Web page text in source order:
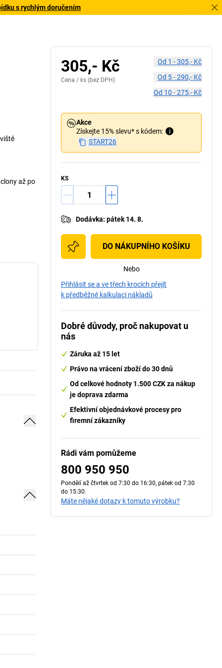
s rychlým doručením
až po
Znak
305,- Kč
Cena / ks (bez DPH)
Od 1 -305,- Kč
Od 5-290,- Kč
Od 10 -275,- Kč
Akce
Získejte 15% slevu* s kódem:
i
START26
KS
Dodávka: pátek 14. 8.
DO NÁKUPNÍHO KOŠÍKU
Nebo
Přihlásit se a ve třech krocích přejít
k předběžné kalkulaci nákladů
Dobré důvody, proč nakupovat u
nás
Záruka až 15 let
Právo na vrácení zboží do 30 dnů
Od celkové hodnoty 1.500 CZK za nákup
je doprava zdarma
Efektivní objednávkové procesy pro
firemní zákazníky
Rádi vám pomůžeme
800 950 950
Pondělí až čtvrtek od 7:30 do 16:30, pátek od 7:30
do 15:30.
Máte nějaké dotazy k tomuto výrobku?